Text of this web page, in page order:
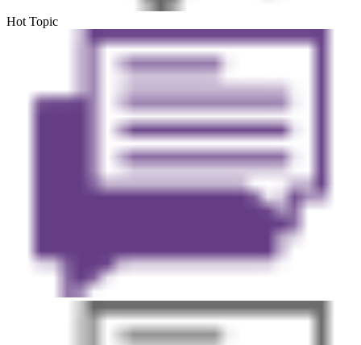
Hot Topic